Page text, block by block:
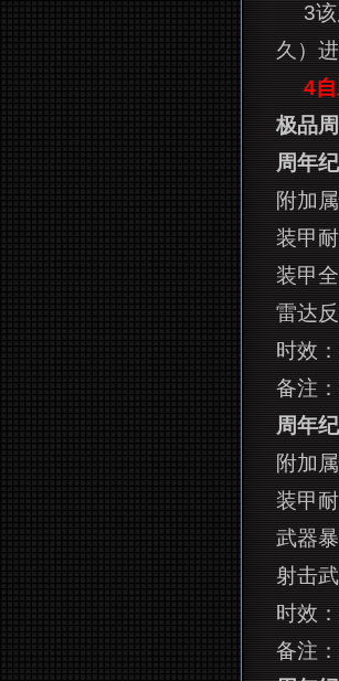
3该
久）
4
极品
周年
附加
装甲
装甲
雷达
时效
备注
周年
附加
装甲
武器
射击
时效
备注